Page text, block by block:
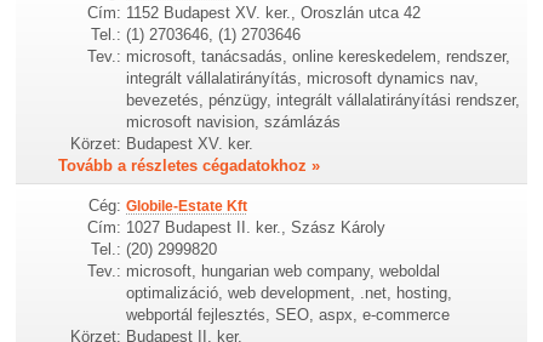
Cím: 1152 Budapest XV. ker., Oroszlán utca 42
Tel.: (1) 2703646, (1) 2703646
Tev.: microsoft, tanácsadás, online kereskedelem, rendszer,
integrált vállalatirányítás, microsoft dynamics nav,
bevezetés, pénzügy, integrált vállalatirányítási rendszer,
microsoft navision, számlázás
Körzet: Budapest XV. ker.
Tovább a részletes cégadatokhoz »
Cég: Globile-Estate Kft
Cím: 1027 Budapest II. ker., Szász Károly
Tel.: (20) 2999820
Tev.: microsoft, hungarian web company, weboldal
optimalizáció, web development, .net, hosting,
webportál fejlesztés, SEO, aspx, e-commerce
Körzet: Budapest II. ker.